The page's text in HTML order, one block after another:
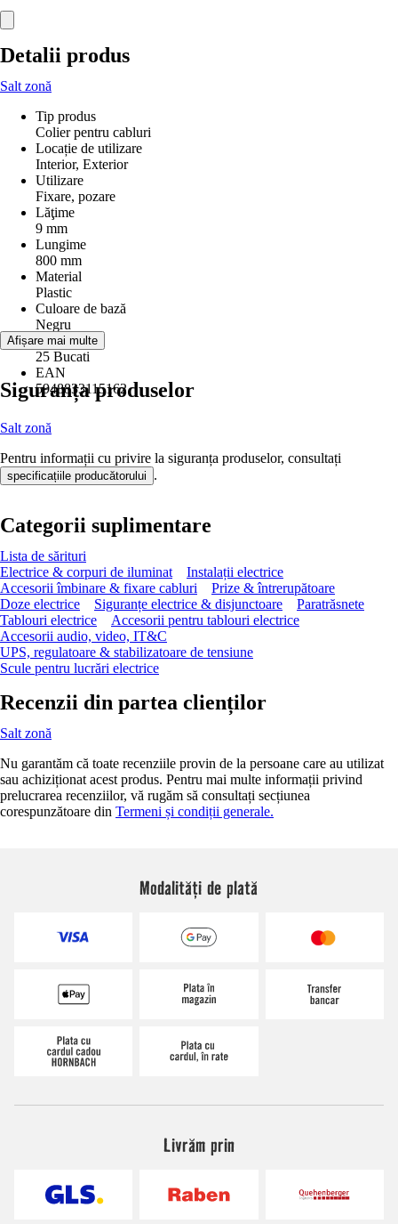
Detalii produs
Salt zonă
Tip produs
Colier pentru cabluri
Locație de utilizare
Interior, Exterior
Utilizare
Fixare, pozare
Lăţime
9 mm
Lungime
800 mm
Material
Plastic
Culoare de bază
Negru
Conţinut
25 Bucati
EAN
5948833115162
Afișare mai multe
Siguranța produselor
Salt zonă
Pentru informații cu privire la siguranța produselor, consultați
specificațiile producătorului .
Categorii suplimentare
Lista de sărituri
Electrice & corpuri de iluminat
Instalații electrice
Accesorii îmbinare & fixare cabluri
Prize & întrerupătoare
Doze electrice
Siguranțe electrice & disjunctoare
Paratrăsnete
Tablouri electrice
Accesorii pentru tablouri electrice
Accesorii audio, video, IT&C
UPS, regulatoare & stabilizatoare de tensiune
Scule pentru lucrări electrice
Recenzii din partea clienților
Salt zonă
Nu garantăm că toate recenziile provin de la persoane care au utilizat
sau achiziționat acest produs. Pentru mai multe informații privind
prelucrarea recenziilor, vă rugăm să consultați secțiunea
corespunzătoare din Termeni și condiții generale.
Modalități de plată
Livrăm prin